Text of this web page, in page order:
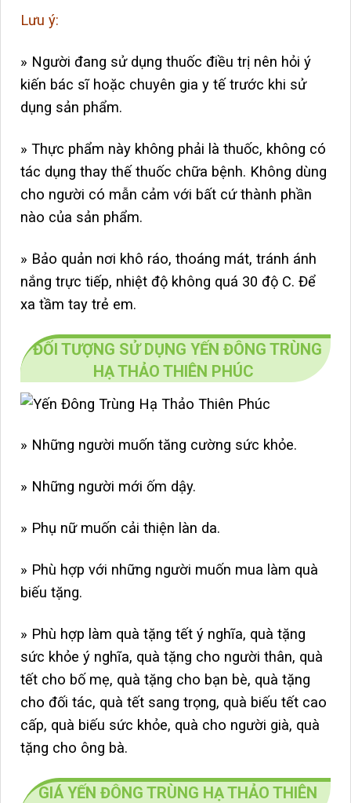
Lưu ý:
» Người đang sử dụng thuốc điều trị nên hỏi ý
kiến bác sĩ hoặc chuyên gia y tế trước khi sử
dụng sản phẩm.
» Thực phẩm này không phải là thuốc, không có
tác dụng thay thế thuốc chữa bệnh. Không dùng
cho người có mẫn cảm với bất cứ thành phần
nào của sản phẩm.
» Bảo quản nơi khô ráo, thoáng mát, tránh ánh
nắng trực tiếp, nhiệt độ không quá 30 độ C. Để
xa tầm tay trẻ em.
ĐỐI TƯỢNG SỬ DỤNG YẾN ĐÔNG TRÙNG
HẠ THẢO THIÊN PHÚC
» Những người muốn tăng cường sức khỏe.
» Những người mới ốm dậy.
» Phụ nữ muốn cải thiện làn da.
» Phù hợp với những người muốn mua làm quà
biếu tặng.
» Phù hợp làm quà tặng tết ý nghĩa, quà tặng
sức khỏe ý nghĩa, quà tặng cho người thân, quà
tết cho bố mẹ, quà tặng cho bạn bè, quà tặng
cho đối tác, quà tết sang trọng, quà biếu tết cao
cấp, quà biếu sức khỏe, quà cho người già, quà
tặng cho ông bà.
GIÁ YẾN ĐÔNG TRÙNG HẠ THẢO THIÊN